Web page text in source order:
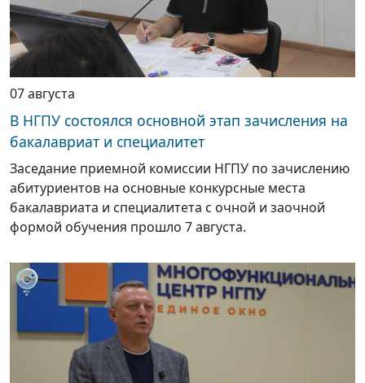
07 августа
В НГПУ состоялся основной этап зачисления на
бакалавриат и специалитет
Заседание приемной комиссии НГПУ по зачислению
абитуриентов на основные конкурсные места
бакалавриата и специалитета с очной и заочной
формой обучения прошло 7 августа.